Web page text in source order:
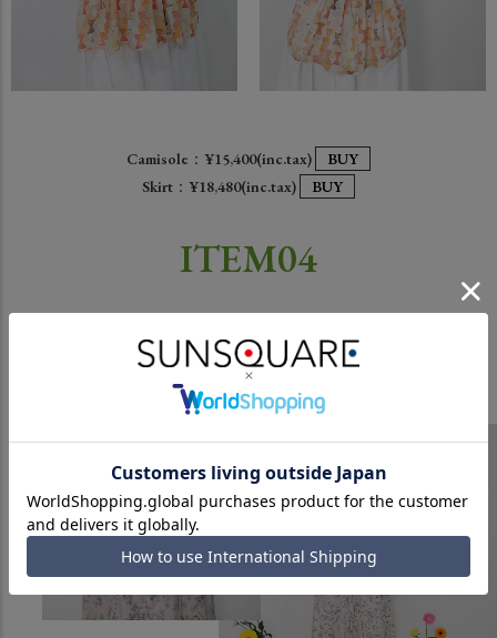
Camisole：¥15,400(inc.tax)
BUY
Skirt：¥18,480(inc.tax)
BUY
ITEM04